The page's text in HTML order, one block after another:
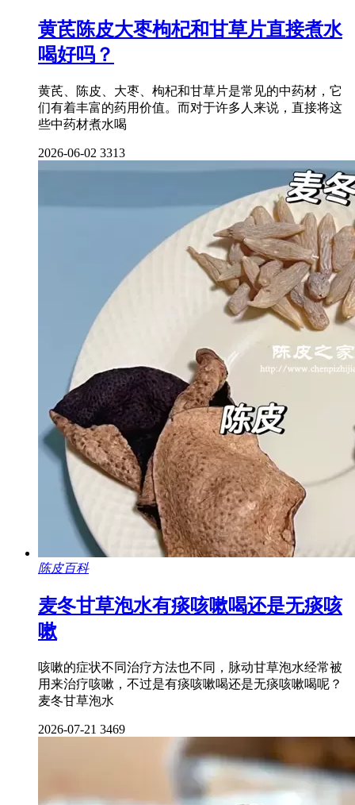
黄芪陈皮大枣枸杞和甘草片直接煮水
喝好吗？
黄芪、陈皮、大枣、枸杞和甘草片是常见的中药材，它
们有着丰富的药用价值。而对于许多人来说，直接将这
些中药材煮水喝
2026-06-02 3313
陈皮百科
麦冬甘草泡水有痰咳嗽喝还是无痰咳
嗽
咳嗽的症状不同治疗方法也不同，脉动甘草泡水经常被
用来治疗咳嗽，不过是有痰咳嗽喝还是无痰咳嗽喝呢？
麦冬甘草泡水
2026-07-21 3469